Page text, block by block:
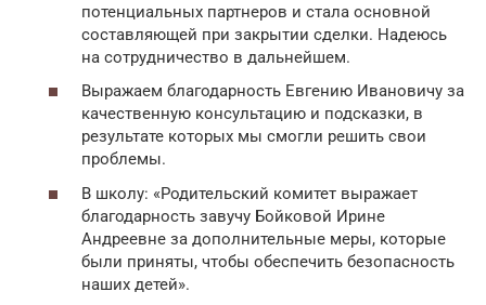
потенциальных партнеров и стала основной
составляющей при закрытии сделки. Надеюсь
на сотрудничество в дальнейшем.
Выражаем благодарность Евгению Ивановичу за
качественную консультацию и подсказки, в
результате которых мы смогли решить свои
проблемы.
В школу: «Родительский комитет выражает
благодарность завучу Бойковой Ирине
Андреевне за дополнительные меры, которые
были приняты, чтобы обеспечить безопасность
наших детей».